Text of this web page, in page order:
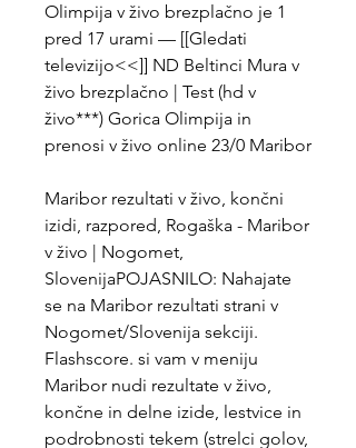
Olimpija v živo brezplačno je 1
pred 17 urami — [[Gledati
televizijo<<]] ND Beltinci Mura v
živo brezplačno | Test (hd v
živo***) Gorica Olimpija in
prenosi v živo online 23/0 Maribor
Maribor rezultati v živo, končni
izidi, razpored, Rogaška - Maribor
v živo | Nogomet,
SlovenijaPOJASNILO: Nahajate
se na Maribor rezultati strani v
Nogomet/Slovenija sekciji.
Flashscore. si vam v meniju
Maribor nudi rezultate v živo,
končne in delne izide, lestvice in
podrobnosti tekem (strelci golov,